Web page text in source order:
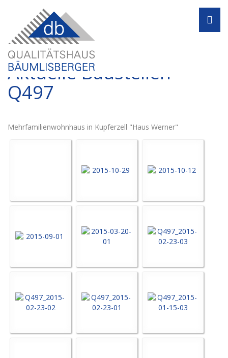
Aktuelle Baustellen -
Q497
Mehrfamilienwohnhaus in Kupferzell "Haus Werner"